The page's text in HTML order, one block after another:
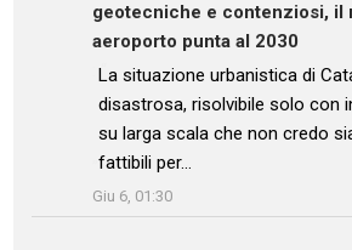
geotecniche e contenziosi, il
aeroporto punta al 2030
: “La situazione urbanistica di
disastrosa, risolvibile solo con
su larga scala che non credo
fattibili per…
Giu 6, 01:30